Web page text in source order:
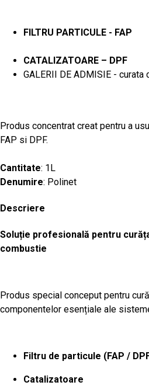
FILTRU PARTICULE - FAP
CATALIZATOARE – DPF
GALERII DE ADMISIE - curata
Produs concentrat creat pentru a
FAP si DPF.
Cantitate: 1L
Denumire: Polinet
Descriere
Soluție profesională pentru
combustie
Produs special conceput pentru
componentelor esențiale ale
Filtru de particule (FAP /
Catalizatoare